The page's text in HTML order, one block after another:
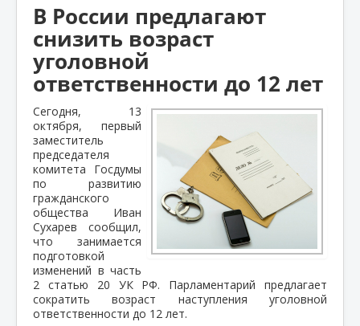
В России предлагают
снизить возраст
уголовной
ответственности до 12 лет
Сегодня, 13
октября, первый
заместитель
председателя
комитета Госдумы
по развитию
гражданского
общества Иван
Сухарев сообщил,
что занимается
подготовкой
изменений в часть
2 статью 20 УК РФ. Парламентарий предлагает
сократить возраст наступления уголовной
ответственности до 12 лет.